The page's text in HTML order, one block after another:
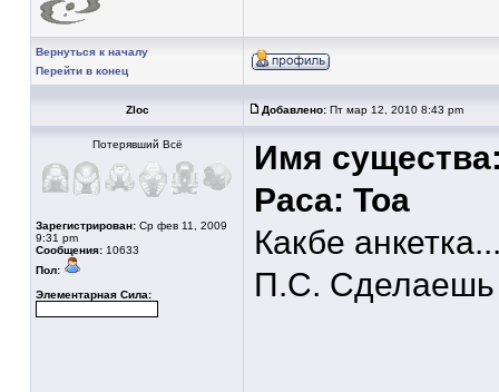
Вернуться к началу
Перейти в конец
Zloc Добавлено: Пт мар 12, 2010 8:43 pm
Потерявший Всё
Зарегистрирован: Ср фев 11, 2009
9:31 pm
Сообщения: 10633
Пол:
Элементарная Сила:
Имя
Раса: Тоа
Какбе
П.С.